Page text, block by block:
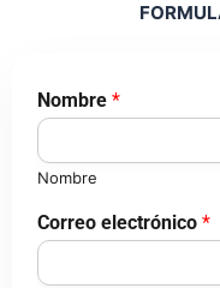
Nombre *
Nombre
Correo electrónico *